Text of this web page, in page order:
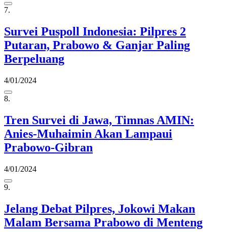
7.
Survei Puspoll Indonesia: Pilpres 2
Putaran, Prabowo & Ganjar Paling
Berpeluang
4/01/2024
8.
Tren Survei di Jawa, Timnas AMIN:
Anies-Muhaimin Akan Lampaui
Prabowo-Gibran
4/01/2024
9.
Jelang Debat Pilpres, Jokowi Makan
Malam Bersama Prabowo di Menteng